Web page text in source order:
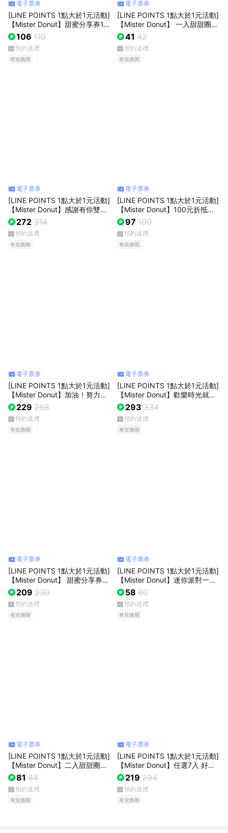
電子票券
[LINE POINTS 1點大於1元活動]
【Mister Donut】甜蜜分享券11
0元好禮即享券(甜甜圈)
106 110
預約送禮
有兌換期
電子票券
[LINE POINTS 1點大於1元活動]
【Mister Donut】 一入甜甜圈好
禮即享券
41 42
預約送禮
有兌換期
電子票券
[LINE POINTS 1點大於1元活動]
【Mister Donut】感謝有你雙倍
打氣 雙人午茶組合好禮即享券
(甜甜圈)
272 314
預約送禮
有兌換期
電子票券
[LINE POINTS 1點大於1元活動]
【Mister Donut】100元折抵金
好禮即享券(甜甜圈)
97 100
預約送禮
有兌換期
電子票券
[LINE POINTS 1點大於1元活動]
【Mister Donut】加油！努力不
睡 雙人午茶組合好禮即享券(甜
甜圈)
229 268
預約送禮
有兌換期
電子票券
[LINE POINTS 1點大於1元活動]
【Mister Donut】歡樂時光就想
與你 雙人午茶組合好禮即享券
(甜甜圈)
293 334
預約送禮
有兌換期
電子票券
[LINE POINTS 1點大於1元活動]
【Mister Donut】 甜蜜分享券23
0元好禮即享券(甜甜圈)
209 230
預約送禮
有兌換期
電子票券
[LINE POINTS 1點大於1元活動]
【Mister Donut】迷你派對一入
好禮即享券(甜甜圈)
58 60
預約送禮
有兌換期
電子票券
[LINE POINTS 1點大於1元活動]
【Mister Donut】二入甜甜圈好
禮即享券
81 84
預約送禮
有兌換期
電子票券
[LINE POINTS 1點大於1元活動]
【Mister Donut】任選7入 好禮
即享券
219 294
預約送禮
有兌換期